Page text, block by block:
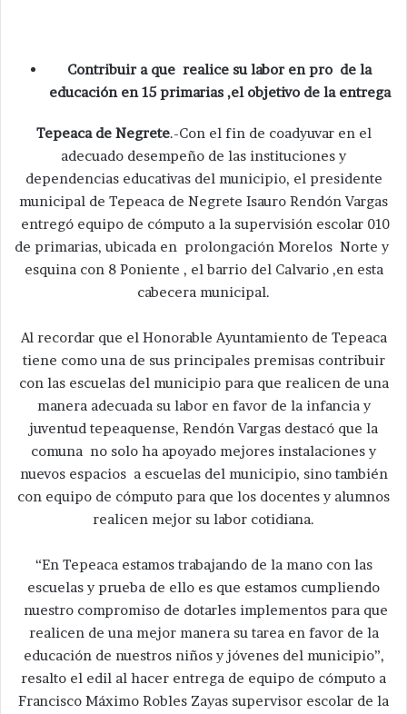
Contribuir a que realice su labor en pro de la
educación en 15 primarias ,el objetivo de la entrega
Tepeaca de Negrete.-Con el fin de coadyuvar en el
adecuado desempeño de las instituciones y
dependencias educativas del municipio, el presidente
municipal de Tepeaca de Negrete Isauro Rendón Vargas
entregó equipo de cómputo a la supervisión escolar 010
de primarias, ubicada en prolongación Morelos Norte y
esquina con 8 Poniente , el barrio del Calvario ,en esta
cabecera municipal.
Al recordar que el Honorable Ayuntamiento de Tepeaca
tiene como una de sus principales premisas contribuir
con las escuelas del municipio para que realicen de una
manera adecuada su labor en favor de la infancia y
juventud tepeaquense, Rendón Vargas destacó que la
comuna no solo ha apoyado mejores instalaciones y
nuevos espacios a escuelas del municipio, sino también
con equipo de cómputo para que los docentes y alumnos
realicen mejor su labor cotidiana.
“En Tepeaca estamos trabajando de la mano con las
escuelas y prueba de ello es que estamos cumpliendo
nuestro compromiso de dotarles implementos para que
realicen de una mejor manera su tarea en favor de la
educación de nuestros niños y jóvenes del municipio”,
resalto el edil al hacer entrega de equipo de cómputo a
Francisco Máximo Robles Zayas supervisor escolar de la